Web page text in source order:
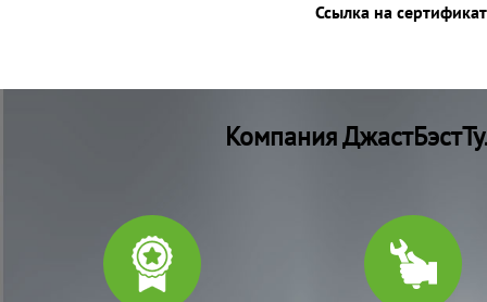
Ссылка на сертификат
Компания